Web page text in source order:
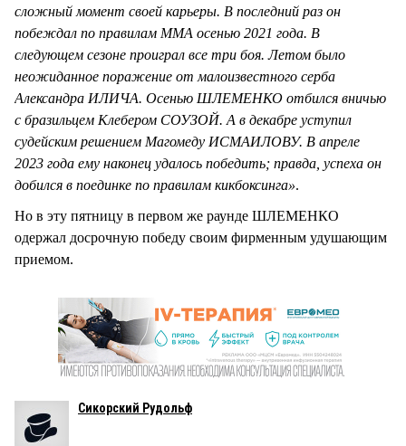
сложный момент своей карьеры. В последний раз он
побеждал по правилам ММА осенью 2021 года. В
следующем сезоне проиграл все три боя. Летом было
неожиданное поражение от малоизвестного серба
Александра ИЛИЧА. Осенью ШЛЕМЕНКО отбился вничью
с бразильцем Клебером СОУЗОЙ. А в декабре уступил
судейским решением Магомеду ИСМАИЛОВУ. В апреле
2023 года ему наконец удалось победить; правда, успеха он
добился в поединке по правилам кикбоксинга».
Но в эту пятницу в первом же раунде ШЛЕМЕНКО
одержал досрочную победу своим фирменным удушающим
приемом.
Сикорский Рудольф